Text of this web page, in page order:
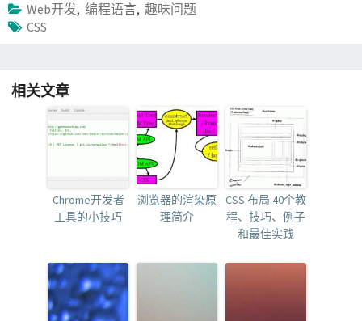
Web开发, 编程语言, 趣味问题
CSS
相关文章
Chrome开发者
工具的小技巧
浏览器的渲染原
理简介
CSS 布局:40个教
程、技巧、例子
和最佳实践